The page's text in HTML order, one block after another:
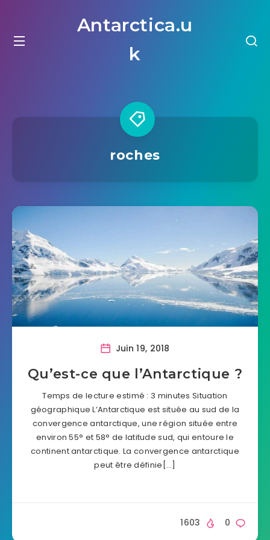
Antarctica.u
k
roches
Juin 19, 2018
Qu’est-ce que l’Antarctique ?
Temps de lecture estimé : 3 minutes Situation
géographique L’Antarctique est située au sud de la
convergence antarctique, une région située entre
environ 55° et 58° de latitude sud, qui entoure le
continent antarctique. La convergence antarctique
peut être définie[…]
0
1603